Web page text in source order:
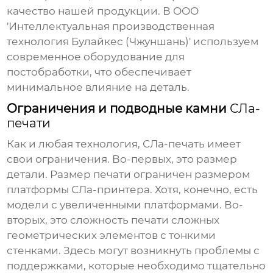
качество нашей продукции. В ООО
'Интеллектуальная производственная
технология Булайкес (Чжуншань)' используем
современное оборудование для
постобработки, что обеспечивает
минимальное влияние на деталь.
Ограничения и подводные камни СЛа-
печати
Как и любая технология, СЛа-печать имеет
свои ограничения. Во-первых, это размер
детали. Размер печати ограничен размером
платформы СЛа-принтера. Хотя, конечно, есть
модели с увеличенными платформами. Во-
вторых, это сложность печати сложных
геометрических элементов с тонкими
стенками. Здесь могут возникнуть проблемы с
поддержками, которые необходимо тщательно